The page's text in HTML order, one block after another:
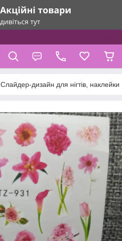
Слайдер-дизайн для нігтів, наклейки